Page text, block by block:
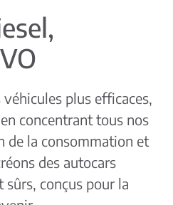
plus efficaces,
concentrant tous nos
de la consommation et
des autocars
sûrs, conçus pour la